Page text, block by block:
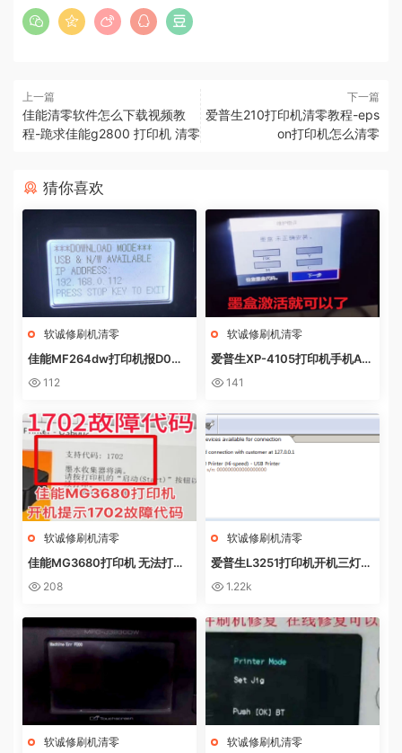
上一篇
佳能清零软件怎么下载视频教
程-跪求佳能g2800 打印机 清零
下一篇
爱普生210打印机清零教程-eps
on打印机怎么清零
猜你喜欢
软诚修刷机清零
佳能MF264dw打印机报D0W
NL0AD MODE快速解决方法
112
软诚修刷机清零
爱普生XP-4105打印机手机AP
P上点了更新固件之后不识别墨
141
软诚修刷机清零
佳能MG3680打印机 无法打印
电脑提示错误代码5B02 废墨收
208
软诚修刷机清零
爱普生L3251打印机开机三灯长
亮 无自检动作
1.22k
软诚修刷机清零 软诚修刷机清零